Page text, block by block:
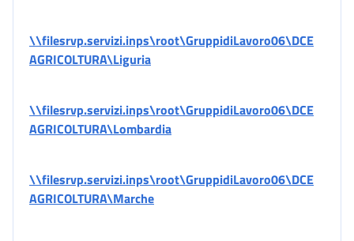
\\filesrvp.servizi.inps\root\GruppidiLavoro06\DCE
AGRICOLTURA\Liguria
\\filesrvp.servizi.inps\root\GruppidiLavoro06\DCE
AGRICOLTURA\Lombardia
\\filesrvp.servizi.inps\root\GruppidiLavoro06\DCE
AGRICOLTURA\Marche